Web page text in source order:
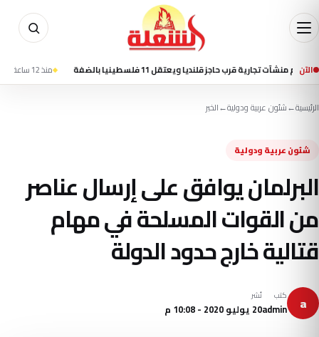
الآن قرب حاجز قلنديا ويعتقل 11 فلسطينيا بالضفة منذ 12 ساعة القيادة المركزية
الرئيسية←شئون عربية ودولية←الخبر
شئون عربية ودولية
البرلمان يوافق على إرسال عناصر
من القوات المسلحة في مهام
قتالية خارج حدود الدولة
a كتب
admin
نُشر
20 يوليو 2020 - 10:08 م